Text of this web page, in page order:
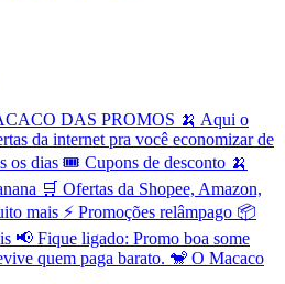
DAS PROMOS 🍌 Aqui o
da internet pra você economizar de
os dias 🎟️ Cupons de desconto 🍌
🛒 Ofertas da Shopee, Amazon,
mais ⚡ Promoções relâmpago 📦
📢 Fique ligado: Promo boa some
quem paga barato. 🐒 O Macaco